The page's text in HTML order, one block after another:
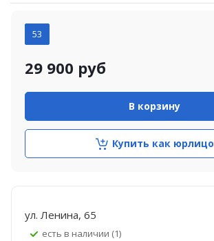
53
29 900 руб
В корзину
Купить как юрлицо
ул. Ленина, 65
Есть в наличии (1)